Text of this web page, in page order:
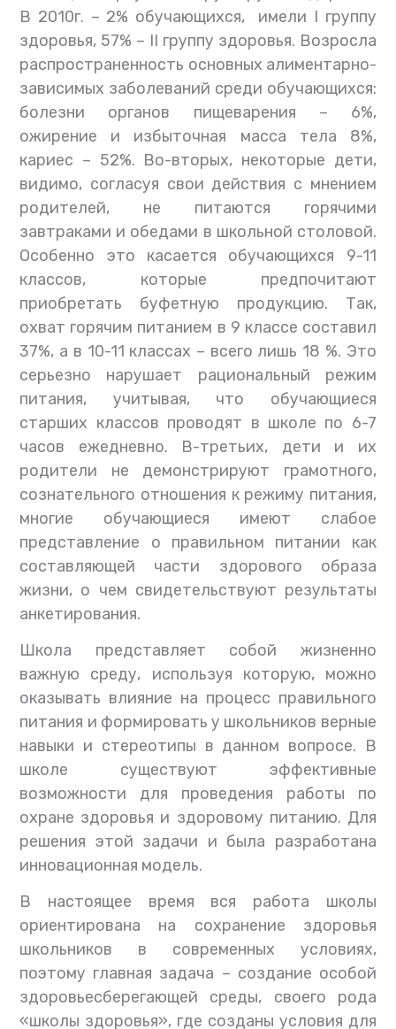
В 2010г. – 2% обучающихся, имели I группу
здоровья, 57% – II группу здоровья. Возросла
распространенность основных алиментарно-
зависимых заболеваний среди обучающихся:
болезни органов пищеварения – 6%,
ожирение и избыточная масса тела 8%,
кариес – 52%. Во-вторых, некоторые дети,
видимо, согласуя свои действия с мнением
родителей, не питаются горячими
завтраками и обедами в школьной столовой.
Особенно это касается обучающихся 9-11
классов, которые предпочитают
приобретать буфетную продукцию. Так,
охват горячим питанием в 9 классе составил
37%, а в 10-11 классах – всего лишь 18 %. Это
серьезно нарушает рациональный режим
питания, учитывая, что обучающиеся
старших классов проводят в школе по 6-7
часов ежедневно. В-третьих, дети и их
родители не демонстрируют грамотного,
сознательного отношения к режиму питания,
многие обучающиеся имеют слабое
представление о правильном питании как
составляющей части здорового образа
жизни, о чем свидетельствуют результаты
анкетирования.
Школа представляет собой жизненно
важную среду, используя которую, можно
оказывать влияние на процесс правильного
питания и формировать у школьников верные
навыки и стереотипы в данном вопросе. В
школе существуют эффективные
возможности для проведения работы по
охране здоровья и здоровому питанию. Для
решения этой задачи и была разработана
инновационная модель.
В настоящее время вся работа школы
ориентирована на сохранение здоровья
школьников в современных условиях,
поэтому главная задача – создание особой
здоровьесберегающей среды, своего рода
«школы здоровья», где созданы условия для